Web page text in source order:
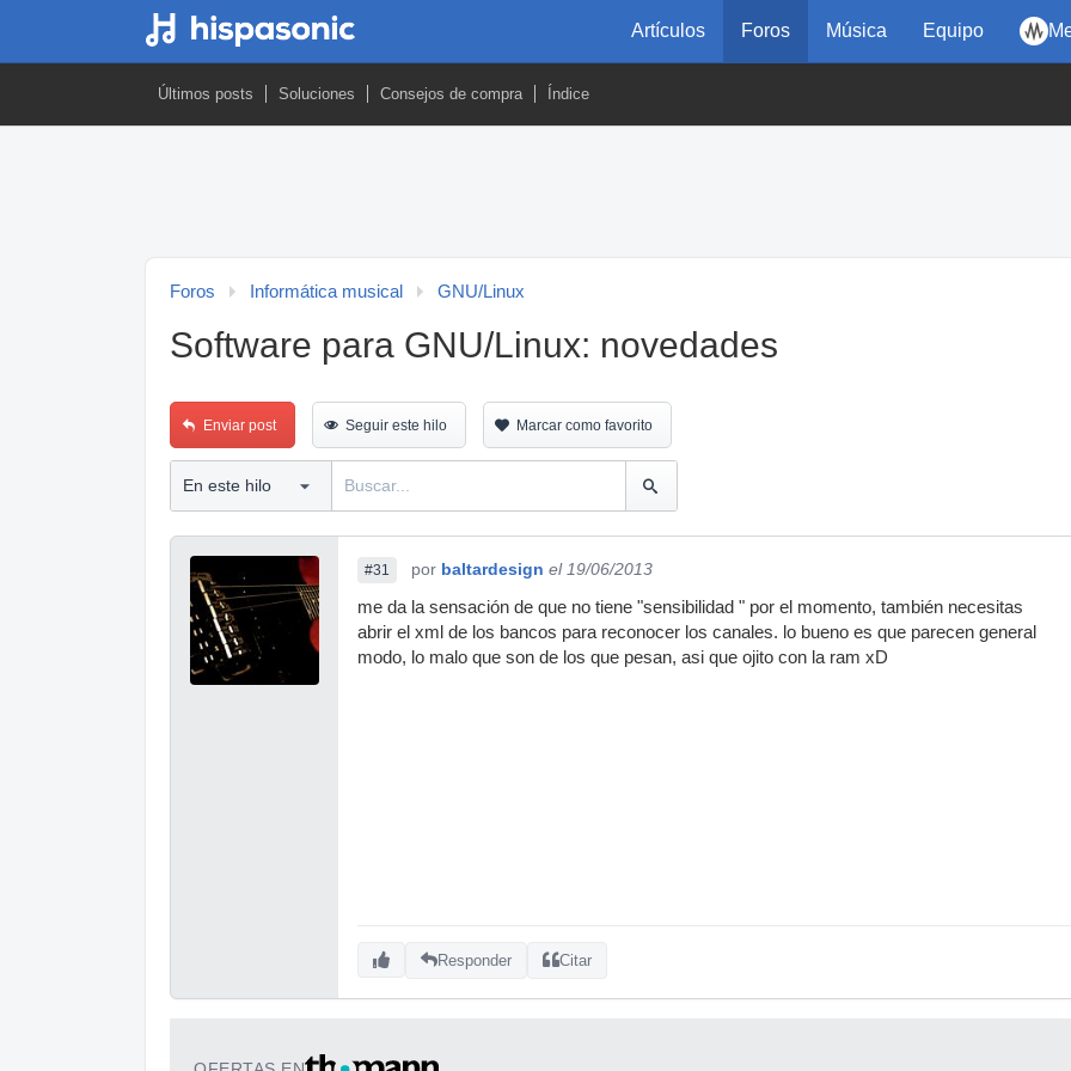
Artículos Foros Música Equipo
Últimos posts Soluciones Consejos de compra Índice
Foros Informática musical GNU/Linux
Software para GNU/Linux: novedades
Enviar post Seguir este hilo Marcar como favorito
#31 por baltardesign el 19/06/2013
me da la sensación de que no tiene "sensibilidad " por el momento, también necesitas
abrir el xml de los bancos para reconocer los canales. lo bueno es que parecen general
modo, lo malo que son de los que pesan, asi que ojito con la ram xD
Responder Citar